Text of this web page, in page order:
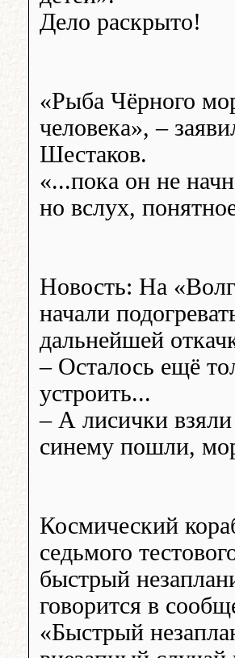
Дело раскрыто!
«Рыба Чёрного
человека», –
Шестаков.
«...пока он не
но вслух,
Новость: На
начали
дальнейшей
– Осталось ещё
устроить...
– А лисички
синему пошли,
Космический
седьмого
быстрый
говорится в
«Быстрый